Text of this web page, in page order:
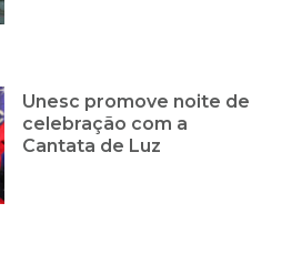
Unesc promove noite de
celebração com a
Cantata de Luz